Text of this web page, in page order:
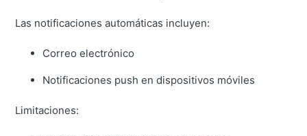
Las notificaciones automáticas incluyen:
Correo electrónico
Notificaciones push en dispositivos móviles
Limitaciones: